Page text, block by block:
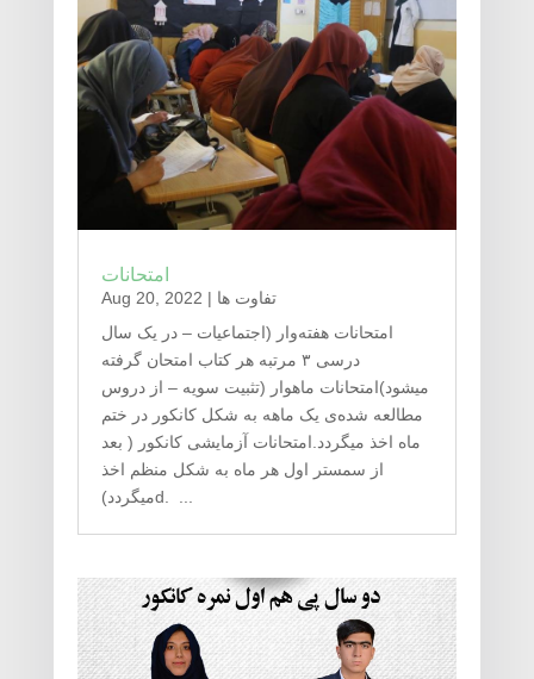
امتحانات
Aug 20, 2022 | تفاوت ها
امتحانات هفته‌وار (اجتماعیات – در یک سال
درسی ۳ مرتبه هر کتاب امتحان گرفته
میشود)امتحانات ماهوار (تثبیت سویه – از دروس
مطالعه شده‌ی یک ماهه به شکل کانکور در ختم
ماه اخذ میگردد.امتحانات آزمایشی کانکور ( بعد
از سمستر اول هر ماه به شکل منظم اخذ
میگردد)d. ...